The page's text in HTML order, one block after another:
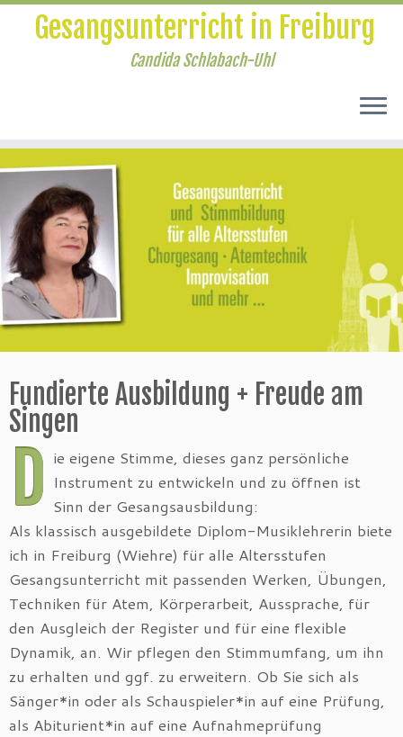
springen
Gesangsunterricht in Freiburg
Candida Schlabach-Uhl
Fundierte Ausbildung + Freude am
Singen
D ie eigene Stimme, dieses ganz persönliche
Instrument zu entwickeln und zu öffnen ist
Sinn der Gesangsausbildung:
Als klassisch ausgebildete Diplom-Musiklehrerin biete
ich in Freiburg (Wiehre) für alle Altersstufen
Gesangsunterricht mit passenden Werken, Übungen,
Techniken für Atem, Körperarbeit, Aussprache, für
den Ausgleich der Register und für eine flexible
Dynamik, an. Wir pflegen den Stimmumfang, um ihn
zu erhalten und ggf. zu erweitern. Ob Sie sich als
Sänger*in oder als Schauspieler*in auf eine Prüfung,
als Abiturient*in auf eine Aufnahmeprüfung